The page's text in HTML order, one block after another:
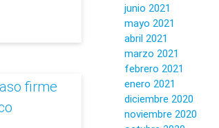
firme
junio 2021
mayo 2021
abril 2021
marzo 2021
febrero 2021
enero 2021
diciembre 2020
noviembre 2020